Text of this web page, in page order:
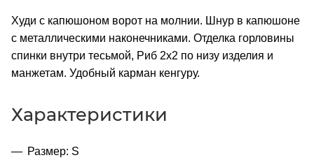
Худи с капюшоном ворот на молнии. Шнур в капюшоне
с металлическими наконечниками. Отделка горловины
спинки внутри тесьмой, Риб 2х2 по низу изделия и
манжетам. Удобный карман кенгуру.
Характеристики
Размер: S